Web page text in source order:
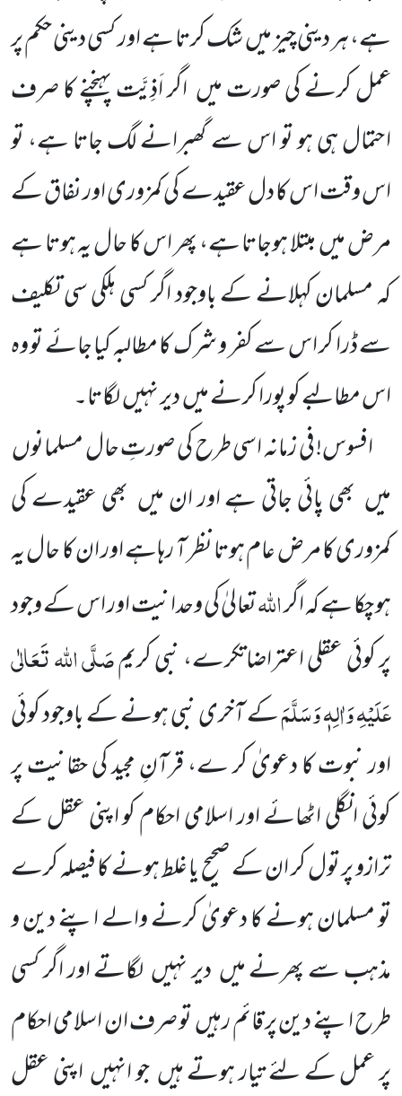
ہے، ہر دینی چیز میںشک کرتا ہے اور کسی دینی حکم پر
عمل کرنے کی صورت میں اگر اَذِیَّت پہنچنے کا صرف
احتمال ہی ہو تو اس سے گھبرانے لگ جاتا ہے، تو
اس وقت اس کا دل عقیدے کی کمزوری اور نفاق کے
مرض میںمبتلا ہوجاتا ہے، پھر اس کا حال یہ ہوتا ہے
کہ مسلمان کہلانے کے باوجود اگر کسی ہلکی سی تکلیف
سے ڈرا کر اس سے کفر و شرک کا مطالبہ کیا جائے تو وہ
اس مطالبے کو پورا کرنے میںدیر نہیںلگاتا۔
افسوس! فی زمانہ اسی طرح کی صورتِ حال مسلمانوں
میں بھی پائی جاتی ہے اور ان میں بھی عقیدے کی
کمزوریکا مرض عام ہوتا نظر آ رہاہے اور ان کا حال یہ
ہو چکا ہے کہ اگراللہتعالیٰ کی وحدانیت اور اس کے وجود
پر کوئی عقلی اعتراضاتکرے، نبی کریمصَلَّی اللہ تَعَالٰی
عَلَیْہِ وَاٰلِہٖ وَسَلَّمَکے آخری نبی ہونے کے باوجود کوئی
اور نبوت کا دعویٰ کر ے، قرآنِ مجید کی حقانیت پر
کوئی انگلی اٹھائے اور اسلامی احکام کو اپنی عقل کے
ترازو پر تول کر ان کے صحیح یا غلط ہونے کا فیصلہ کرے
تو مسلمان ہونے کا دعویٰ کرنے والے اپنے دین و
مذہب سے پھرنے میںدیر نہیںلگاتے اور اگر کسی
طرح اپنے دین پر قائم رہیںتوصرف ان اسلامی احکام
پر عمل کے لئے تیار ہوتے ہیںجو انہیںاپنی عقل